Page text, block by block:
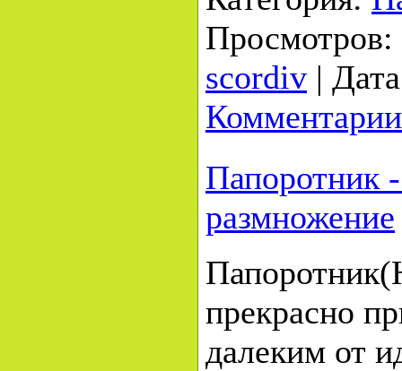
Просмотров:
scordiv |
Папоротник
размножение
прекрасно
далеким от